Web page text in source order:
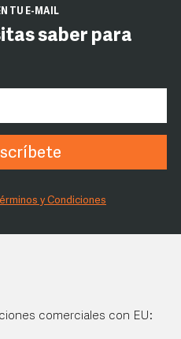
TU E-MAIL
saber para
y Condiciones
comerciales con EU: